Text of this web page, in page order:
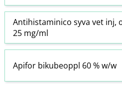
Antihistaminico syva vet inj,
25 mg/ml
Apifor bikubeoppl 60 % w​/​w